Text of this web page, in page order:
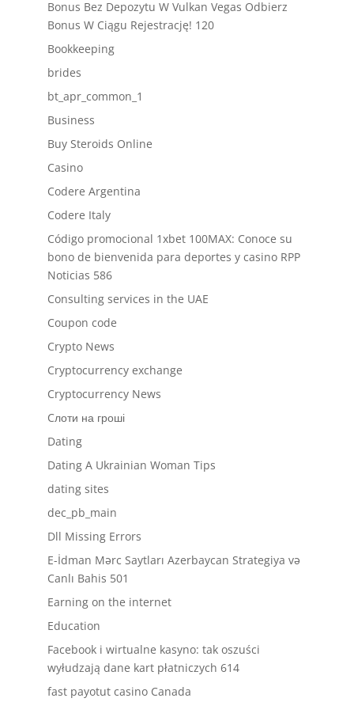
Bonus Bez Depozytu W Vulkan Vegas Odbierz
Bonus W Ciągu Rejestrację! 120
Bookkeeping
brides
bt_apr_common_1
Business
Buy Steroids Online
Casino
Codere Argentina
Codere Italy
Código promocional 1xbet 100MAX: Conoce su
bono de bienvenida para deportes y casino RPP
Noticias 586
Consulting services in the UAE
Coupon code
Crypto News
Cryptocurrency exchange
Cryptocurrency News
Cлоти на гроші
Dating
Dating A Ukrainian Woman Tips
dating sites
dec_pb_main
Dll Missing Errors
E-İdman Mərc Saytları Azerbaycan Strategiya və
Canlı Bahis 501
Earning on the internet
Education
Facebook i wirtualne kasyno: tak oszuści
wyłudzają dane kart płatniczych 614
fast payotut casino Canada